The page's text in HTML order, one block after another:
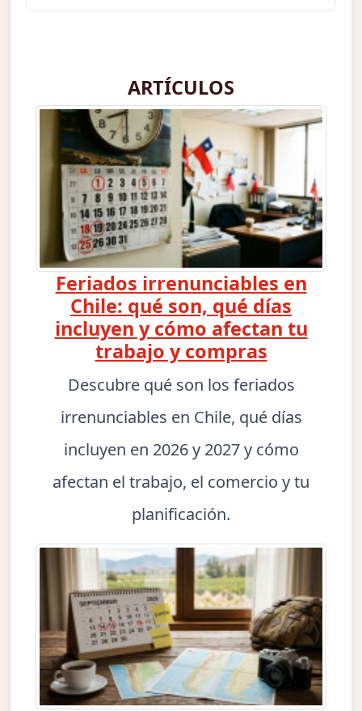
ARTÍCULOS
Feriados irrenunciables en
Chile: qué son, qué días
incluyen y cómo afectan tu
trabajo y compras
Descubre qué son los feriados
irrenunciables en Chile, qué días
incluyen en 2026 y 2027 y cómo
afectan el trabajo, el comercio y tu
planificación.